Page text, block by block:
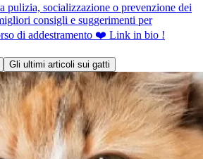
pulizia, socializzazione o prevenzione dei
consigli e suggerimenti per
di addestramento ❤️ Link in bio !
Gli ultimi articoli sui gatti